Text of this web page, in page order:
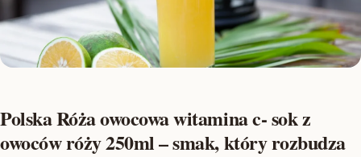
Polska Róża owocowa witamina c- sok z
owoców róży 250ml – smak, który rozbudza